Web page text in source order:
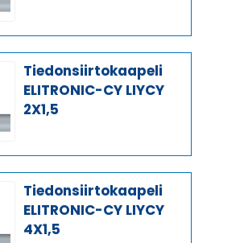
Tiedonsiirtokaapeli
ELITRONIC-CY LIYCY
2X1,5
Tiedonsiirtokaapeli
ELITRONIC-CY LIYCY
4X1,5